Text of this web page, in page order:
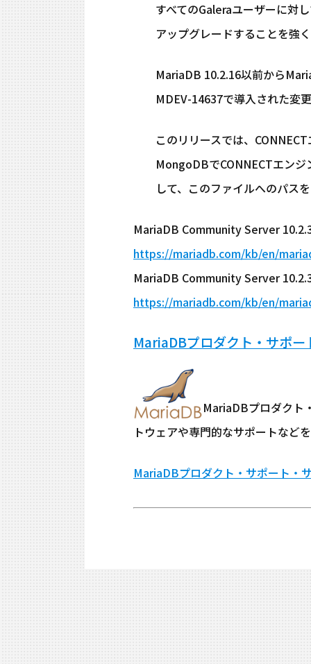
すべてのGaleraユーザーに対し
アップグレードすることを強く
MariaDB 10.2.16以前から
MDEV-14637で導入された変
このリリースでは、CONNECT
MongoDBでCONNECTエンジ
して、このファイルへのパス
MariaDB Community Server
https://mariadb.com/kb/en/
MariaDB Community Server
https://mariadb.com/kb/en/
MariaDBプロダクト・サポー
MariaDBプロダクト
トウェアや専門的なサポートなど
MariaDBプロダクト・サポート・